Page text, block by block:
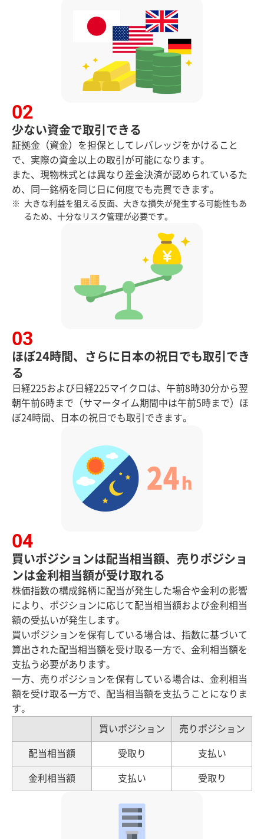
少ない資金で取引できる
証拠金（資金）を担保としてレバレッジをかけること
で、実際の資金以上の取引が可能になります。
また、現物株式とは異なり差金決済が認められているた
め、同一銘柄を同じ日に何度でも売買できます。
大きな利益を狙える反面、大きな損失が発生する可能性もあ
るため、十分なリスク管理が必要です。
ほぼ24時間、さらに日本の祝日でも取引でき
る
日経225および日経225マイクロは、午前8時30分から翌
朝午前6時まで（サマータイム期間中は午前5時まで）ほ
ぼ24時間、日本の祝日でも取引できます。
買いポジションは配当相当額、売りポジショ
ンは金利相当額が受け取れる
株価指数の構成銘柄に配当が発生した場合や金利の影響
により、ポジションに応じて配当相当額および金利相当
額の受払いが発生します。
買いポジションを保有している場合は、指数に基づいて
算出された配当相当額を受け取る一方で、金利相当額を
支払う必要があります。
一方、売りポジションを保有している場合は、金利相当
額を受け取る一方で、配当相当額を支払うことになりま
す。
買いポジション 売りポジション
配当相当額 受取り 支払い
金利相当額 支払い 受取り